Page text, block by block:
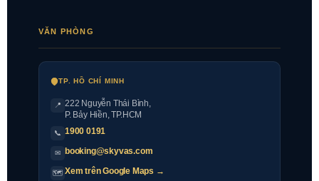
VĂN PHÒNG
TP. HỒ CHÍ MINH
📍 222 Nguyễn Thái Bình,
P. Bảy Hiền, TP.HCM
📞 1900 0191
✉ booking@skyvas.com
🗺 Xem trên Google Maps →